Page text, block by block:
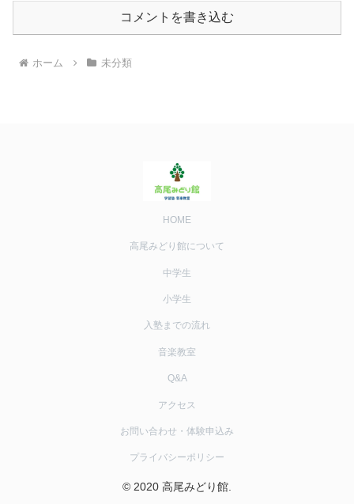
コメントを書き込む
ホーム 未分類
HOME
高尾みどり館について
中学生
小学生
入塾までの流れ
音楽教室
Q&A
アクセス
お問い合わせ・体験申込み
プライバシーポリシー
© 2020 高尾みどり館.